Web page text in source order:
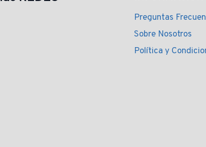
Preguntas
Sobre Nosotros
Política y